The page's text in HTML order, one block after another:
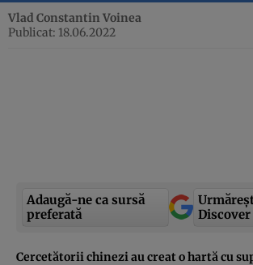
Vlad Constantin Voinea
Publicat: 18.06.2022
Adaugă-ne ca sursă
preferată
Discover
Cercetătorii chinezi au creat o hartă cu